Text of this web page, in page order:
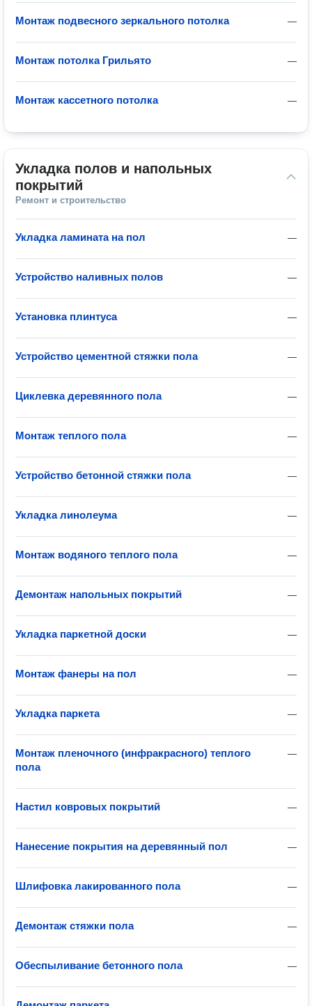
—
Монтаж подвесного зеркального потолка
—
Монтаж потолка Грильято
—
Монтаж кассетного потолка
Укладка полов и напольных
покрытий
Ремонт и строительство
—
Укладка ламината на пол
—
Устройство наливных полов
—
Установка плинтуса
—
Устройство цементной стяжки пола
—
Циклевка деревянного пола
—
Монтаж теплого пола
—
Устройство бетонной стяжки пола
—
Укладка линолеума
—
Монтаж водяного теплого пола
—
Демонтаж напольных покрытий
—
Укладка паркетной доски
—
Монтаж фанеры на пол
—
Укладка паркета
—
Монтаж пленочного (инфракрасного) теплого
пола
—
Настил ковровых покрытий
—
Нанесение покрытия на деревянный пол
—
Шлифовка лакированного пола
—
Демонтаж стяжки пола
—
Обеспыливание бетонного пола